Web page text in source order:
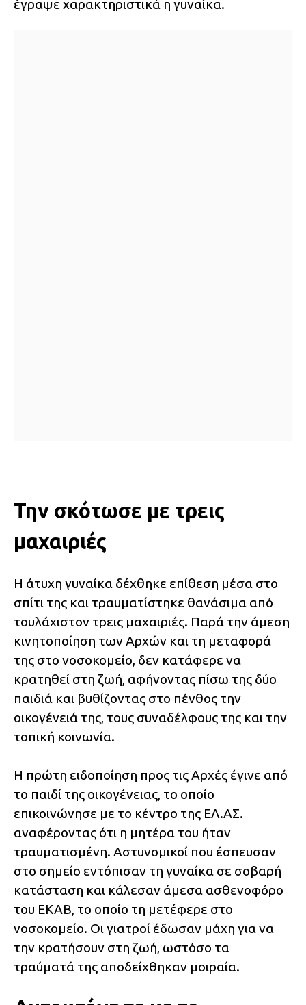
έγραψε χαρακτηριστικά η γυναίκα.
Την σκότωσε με τρεις
μαχαιριές
Η άτυχη γυναίκα δέχθηκε επίθεση μέσα στο
σπίτι της και τραυματίστηκε θανάσιμα από
τουλάχιστον τρεις μαχαιριές. Παρά την άμεση
κινητοποίηση των Αρχών και τη μεταφορά
της στο νοσοκομείο, δεν κατάφερε να
κρατηθεί στη ζωή, αφήνοντας πίσω της δύο
παιδιά και βυθίζοντας στο πένθος την
οικογένειά της, τους συναδέλφους της και την
τοπική κοινωνία.
Η πρώτη ειδοποίηση προς τις Αρχές έγινε από
το παιδί της οικογένειας, το οποίο
επικοινώνησε με το κέντρο της ΕΛ.ΑΣ.
αναφέροντας ότι η μητέρα του ήταν
τραυματισμένη. Αστυνομικοί που έσπευσαν
στο σημείο εντόπισαν τη γυναίκα σε σοβαρή
κατάσταση και κάλεσαν άμεσα ασθενοφόρο
του ΕΚΑΒ, το οποίο τη μετέφερε στο
νοσοκομείο. Οι γιατροί έδωσαν μάχη για να
την κρατήσουν στη ζωή, ωστόσο τα
τραύματά της αποδείχθηκαν μοιραία.